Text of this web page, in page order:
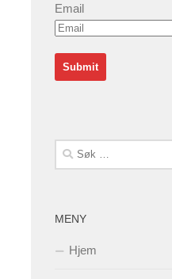
Email
Søk
etter:
MENY
Hjem